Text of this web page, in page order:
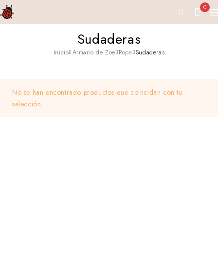
0
Sudaderas
Inicio Armario de Zoe Ropa Sudaderas
No se han encontrado productos que coincidan con tu
selección.